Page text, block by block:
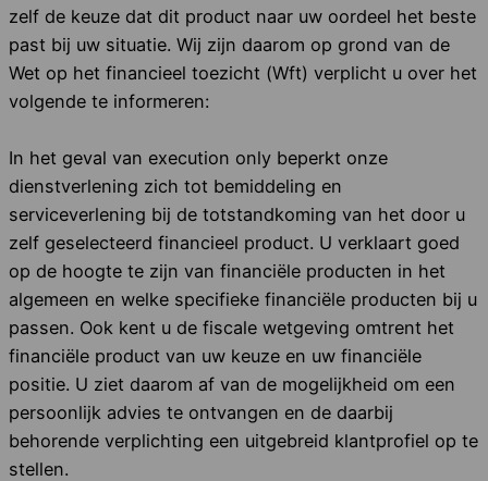
zelf de keuze dat dit product naar uw oordeel het beste
past bij uw situatie. Wij zijn daarom op grond van de
Wet op het financieel toezicht (Wft) verplicht u over het
volgende te informeren:
In het geval van execution only beperkt onze
dienstverlening zich tot bemiddeling en
serviceverlening bij de totstandkoming van het door u
zelf geselecteerd financieel product. U verklaart goed
op de hoogte te zijn van financiële producten in het
algemeen en welke specifieke financiële producten bij u
passen. Ook kent u de fiscale wetgeving omtrent het
financiële product van uw keuze en uw financiële
positie. U ziet daarom af van de mogelijkheid om een
persoonlijk advies te ontvangen en de daarbij
behorende verplichting een uitgebreid klantprofiel op te
stellen.